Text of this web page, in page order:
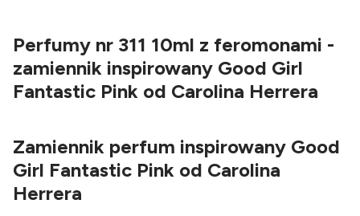
Perfumy nr 311 10ml z feromonami -
zamiennik inspirowany Good Girl
Fantastic Pink od Carolina Herrera
Zamiennik perfum inspirowany Good
Girl Fantastic Pink od Carolina
Herrera